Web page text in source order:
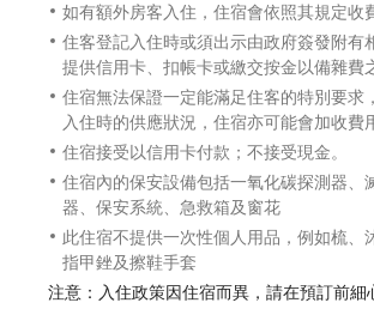
如有額外房客入住，住宿會依照其規定收
住客登記入住時或須出示由政府簽發附有
提供信用卡、扣帳卡或繳交按金以備雜費
住宿無法保證一定能滿足住客的特別要求
入住時的供應狀況，住宿亦可能會加收費
住宿接受以信用卡付款；不接受現金。
住宿內的保安設備包括一氧化碳探測器、
器、保安系統、急救箱及窗花
此住宿不提供一次性個人用品，例如梳、
指甲銼及擦鞋手套
注意：入住政策因住宿而異，請在預訂前細